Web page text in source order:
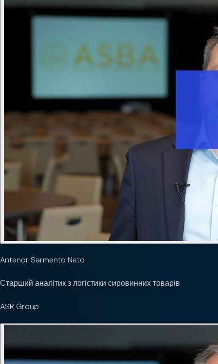
Antenor Sarmento Neto
Старший аналітик з логістики сировинних товарів
ASR Group